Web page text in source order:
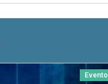
Evento